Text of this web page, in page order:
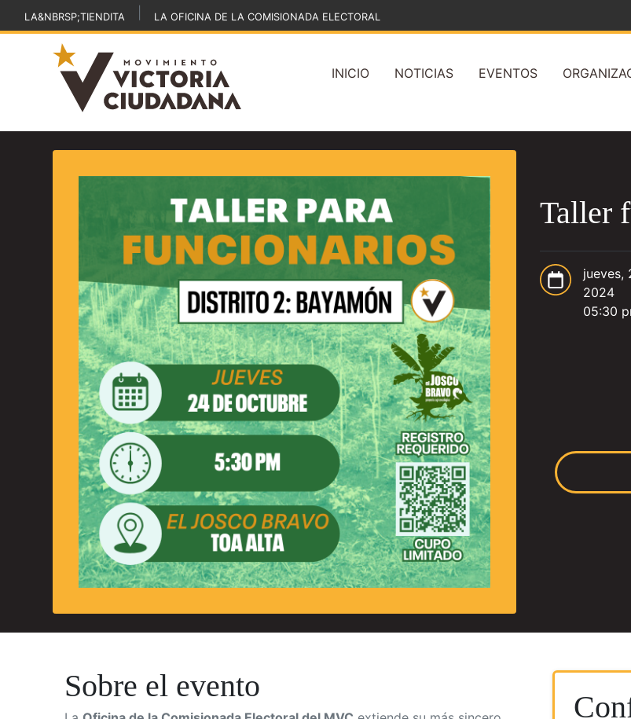
LA&NBRSP;TIENDITA LA OFICINA DE LA COMISIONADA ELECTORAL
INICIO NOTICIAS EVENTOS
Taller
jueves,
2024
05:30
Sobre el evento